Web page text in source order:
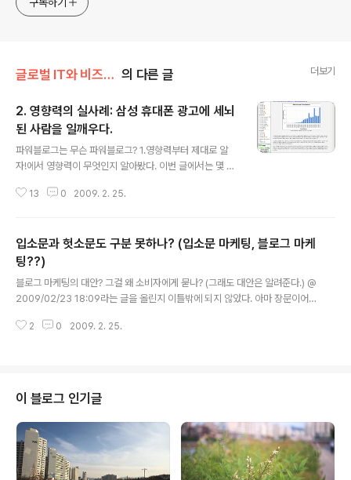
글로벌 IT와 비즈니스/블로깅 의 다른 글 더보기
2. 영향력의 실사례: 삼성 휴대폰 광고에 세뇌
된 사람을 일깨우다.
파워블로그는 무슨 파워블로그? 1.영향력부터 제대로 알
자!에서 영향력이 무엇인지 알아봤다. 이번 글에서는 몇 사
봤던 사람은 알겠지만... 말레이지아에 5년 정도 살아봤기
휴대폰이 그렇게 말레이지아의 휴대폰 시장에 영향을 미친
다고 할 정도로 많이 팔리는 것이 아니었다. 버스나 대중교
통 수단을 이용하거나 학교의 현지인 친구들을 보면 삼성
휴대폰을 사용하는 사람을 거의 볼 수가 없었다. 버스에 사
람들이 꽉 차있어도 그들 중에 삼성 휴대폰을 사용하는 이
는 손가락에 뽑힐 정도였다. 그것이 귀국하기 전인 2007
13 0 2009. 2. 25.
입소문과 헛소문도 구분 못하나? (입소문 마케팅, 블로그 마케
팅??)
블로그 마케팅의 대안? 그걸 왜 소비자에게 묻나? (그래도 대안은 알려준다.) @
2009/02/23 18:09라는 글을 올린지 이틀밖에 되지 않았다. 아마 장문이어
팅이라느니, 그런 얘기들이 올라온다. 블로그 마케팅의 대안? 그걸 왜 소비자에
하지만, 그것은 문제의 핵심이 아니지 않은가? 입소문이라는 것은 객관성이라
는 기반하에(즉, 객관적인 평가하에) 퍼지는 것이다. 가장 중요한 객관성이 빠졌
다..
2 0 2009. 2. 25.
이 블로그 인기글